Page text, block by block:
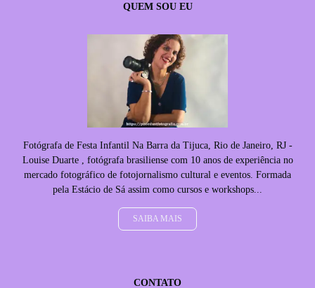
QUEM SOU EU
Fotógrafa de Festa Infantil Na Barra da Tijuca, Rio de Janeiro, RJ -
Louise Duarte , fotógrafa brasiliense com 10 anos de experiência no
mercado fotográfico de fotojornalismo cultural e eventos. Formada
pela Estácio de Sá assim como cursos e workshops...
SAIBA MAIS
CONTATO